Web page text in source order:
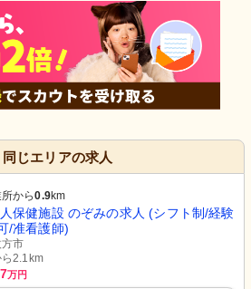
同じエリアの求人
から0.9km
保健施設 のぞみの求人 (シフト制/経験
/准看護師)
市
2.1km
万円